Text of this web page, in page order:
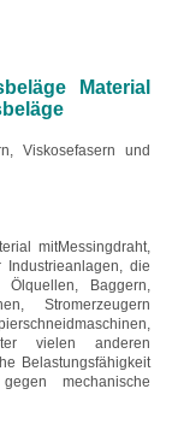
Material
Viskosefasern und
mitMessingdraht,
die
Baggern,
Stromerzeugern
vielen anderen
Belastungsfähigkeit
mechanische